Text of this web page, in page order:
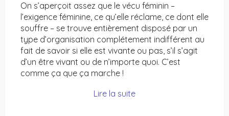
On s’aperçoit assez que le vécu féminin –
l’exigence féminine, ce qu’elle réclame, ce dont elle
souffre – se trouve entièrement disposé par un
type d’organisation complétement indifférent au
fait de savoir si elle est vivante ou pas, s’il s’agit
d’un être vivant ou de n’importe quoi. C’est
comme ça que ça marche !
Lire la suite